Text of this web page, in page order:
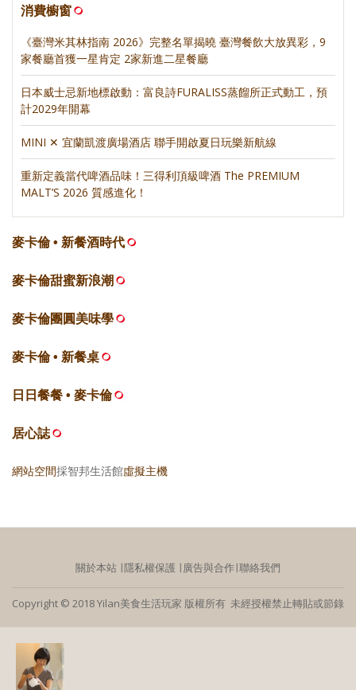
消費櫥窗
《臺灣米其林指南 2026》完整名單揭曉 臺灣餐飲大放異彩，9
家餐廳首獲一星肯定 2家新進二星餐廳
日本威士忌新地標啟動：富良詩FURALISS蒸餾所正式動工，預
計2029年開幕
MINI ✕ 宜蘭凱渡廣場酒店 聯手開啟夏日玩樂新航線
重新定義當代啤酒品味！三得利頂級啤酒 The PREMIUM
MALT’S 2026 質感進化！
麥卡倫 • 新餐酒時代
麥卡倫甜蜜新浪潮
麥卡倫團圓美味學
麥卡倫 • 新餐桌
日日餐餐 • 麥卡倫
居心誌
網站空間採智邦生活館虛擬主機
關於本站 ∣隱私權保護 ∣廣告與合作∣聯絡我們
Copyright © 2018 Yilan美食生活玩家 版權所有 未經授權禁止轉貼或節錄